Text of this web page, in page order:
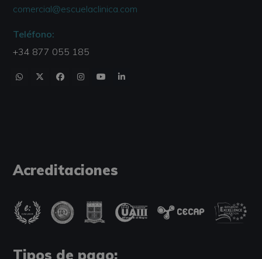
comercial@escuelaclinica.com
Teléfono:
+34 877 055 185
Acreditaciones
Tipos de pago: